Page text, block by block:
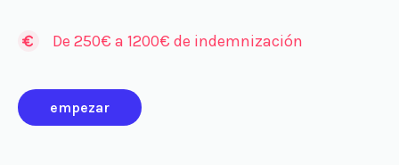
De 250€ a 1200€ de indemnización
empezar